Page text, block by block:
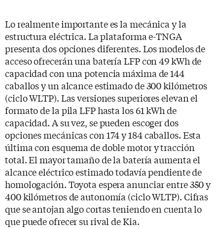
Lo realmente importante es la mecánica y la
estructura eléctrica. La plataforma e-TNGA
presenta dos opciones diferentes. Los modelos de
acceso ofrecerán una batería LFP con 49 kWh de
capacidad con una potencia máxima de 144
caballos y un alcance estimado de 300 kilómetros
(ciclo WLTP). Las versiones superiores elevan el
formato de la pila LFP hasta los 61 kWh de
capacidad. A su vez, se pueden escoger dos
opciones mecánicas con 174 y 184 caballos. Esta
última con esquema de doble motor y tracción
total. El mayor tamaño de la batería aumenta el
alcance eléctrico estimado todavía pendiente de
homologación. Toyota espera anunciar entre 350 y
400 kilómetros de autonomía (ciclo WLTP). Cifras
que se antojan algo cortas teniendo en cuenta lo
que puede ofrecer su rival de Kia.